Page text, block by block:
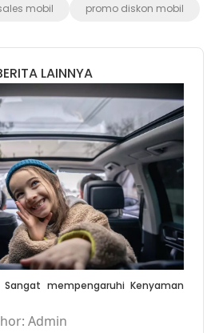
mobil promo diskon mobil
LAINNYA
mempengaruhi Kenyaman
Admin